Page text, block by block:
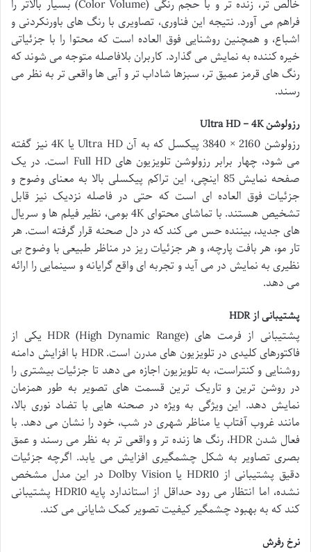
خالص تر، زنده تر و با حجم رنگی (Color Volume) بسیار بالاتر را
فراهم می آورد. نتیجه این فناوری، تصاویری با رنگ های باورنکردنی و
اشباع، و همچنین روشنایی فوق العاده است که محتوا را با جزئیاتی
خیره کننده به نمایش می گذارد. کاربران بلافاصله متوجه می شوند که
رنگ های قرمز عمیق تر، سبزها شاداب تر و آبی ها واقعی تر به نظر می
رسند.
رزولوشن Ultra HD – 4K
رزولوشن 2160 × 3840 پیکسل که به آن Ultra HD یا 4K نیز گفته
می شود، چهار برابر رزولوشن تلویزیون های Full HD است. در یک
صفحه نمایش 85 اینچی، این تراکم پیکسلی بالا به معنای وضوح و
جزئیات فوق العاده ای است که حتی در فاصله نزدیک نیز قابل
تشخیص هستند. با تماشای محتوای 4K بومی، نظیر فیلم ها و سریال
های جدید، بیننده حس می کند که در دل صحنه قرار گرفته است. هر
تار مو، هر بافت پارچه، و هر جزئیات ریز در مناظر طبیعی با وضوح بی
نظیری به نمایش در می آید و تجربه ای واقع گرایانه و سینمایی را ارائه
می دهد.
پشتیبانی از HDR
پشتیبانی از فرمت های HDR (High Dynamic Range) یکی از
فاکتورهای کلیدی در تلویزیون های مدرن است. HDR با افزایش دامنه
روشنایی و کنتراست، به تلویزیون اجازه می دهد تا جزئیات بیشتری را
در روشن ترین و تاریک ترین قسمت های تصویر به طور همزمان
نمایش دهد. این ویژگی به ویژه در صحنه هایی با تضاد نوری بالا،
مانند غروب آفتاب یا مناظر شهری در شب، خود را نشان می دهد. با
فعال شدن HDR، رنگ ها زنده تر و واقعی تر به نظر می رسند و عمق
بصری تصاویر به شکل چشمگیری افزایش می یابد. اگرچه جزئیات
دقیق پشتیبانی از HDR10 یا Dolby Vision در این مدل مشخص
نشده، اما انتظار می رود حداقل از استاندارد پایه HDR10 پشتیبانی
کند که به بهبود چشمگیر کیفیت تصویر کمک شایانی می کند.
نرخ رفرش